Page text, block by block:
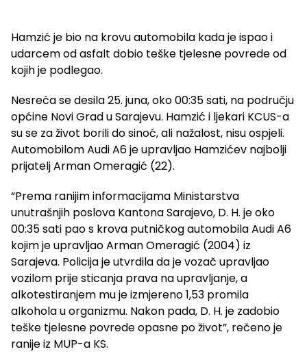
Hamzić je bio na krovu automobila kada je ispao i
udarcem od asfalt dobio teške tjelesne povrede od
kojih je podlegao.
Nesreća se desila 25. juna, oko 00:35 sati, na području
općine Novi Grad u Sarajevu. Hamzić i ljekari KCUS-a
su se za život borili do sinoć, ali nažalost, nisu ospjeli.
Automobilom Audi A6 je upravljao Hamzićev najbolji
prijatelj Arman Omeragić (22).
“Prema ranijim informacijama Ministarstva
unutrašnjih poslova Kantona Sarajevo, D. H. je oko
00:35 sati pao s krova putničkog automobila Audi A6
kojim je upravljao Arman Omeragić (2004) iz
Sarajeva. Policija je utvrdila da je vozač upravljao
vozilom prije sticanja prava na upravljanje, a
alkotestiranjem mu je izmjereno 1,53 promila
alkohola u organizmu. Nakon pada, D. H. je zadobio
teške tjelesne povrede opasne po život”, rečeno je
ranije iz MUP-a KS.